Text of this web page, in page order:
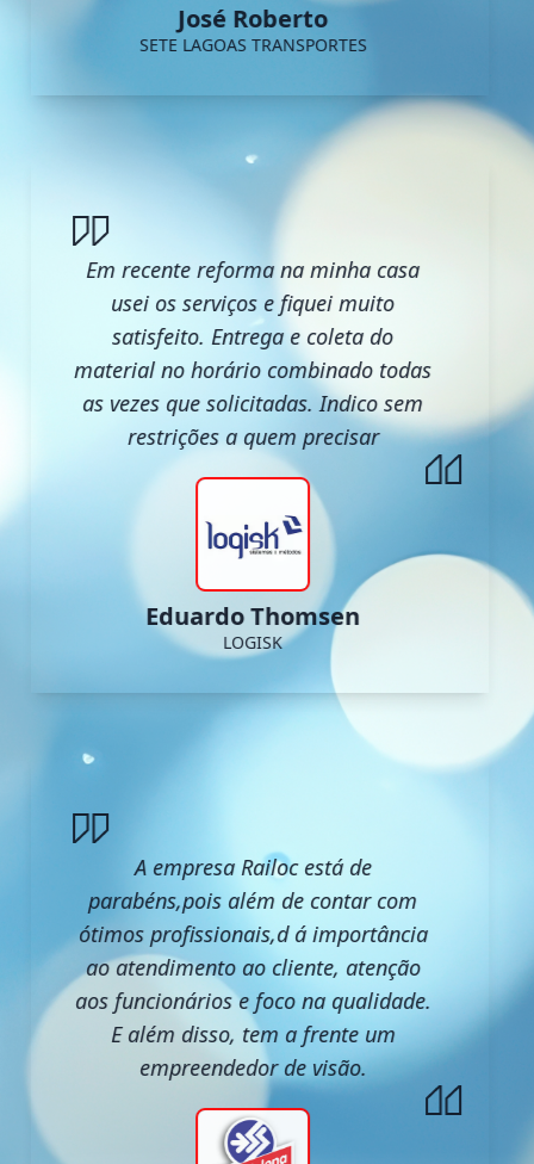
José Roberto
SETE LAGOAS TRANSPORTES
Em recente reforma na minha casa
usei os serviços e fiquei muito
satisfeito. Entrega e coleta do
material no horário combinado todas
as vezes que solicitadas. Indico sem
restrições a quem precisar
Eduardo Thomsen
LOGISK
A empresa Railoc está de
parabéns,pois além de contar com
ótimos profissionais,d á importância
ao atendimento ao cliente, atenção
aos funcionários e foco na qualidade.
E além disso, tem a frente um
empreendedor de visão.